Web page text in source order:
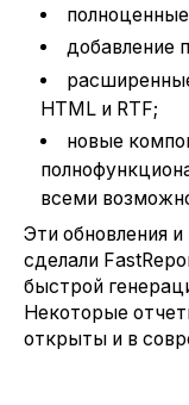
добавление
HTML и RTF;
новые
всеми
Эти обновления
сделали
быстрой
Некоторые
открыты и в